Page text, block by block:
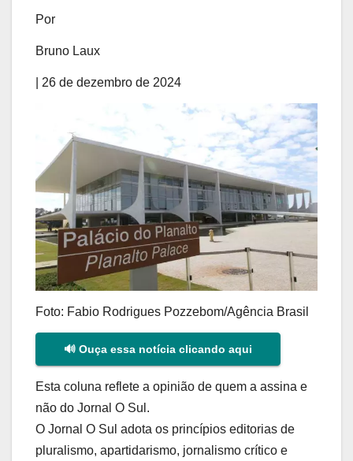
Por
Bruno Laux
| 26 de dezembro de 2024
Foto: Fabio Rodrigues Pozzebom/Agência Brasil
🔊 Ouça essa notícia clicando aqui
Esta coluna reflete a opinião de quem a assina e
não do Jornal O Sul.
O Jornal O Sul adota os princípios editorias de
pluralismo, apartidarismo, jornalismo crítico e